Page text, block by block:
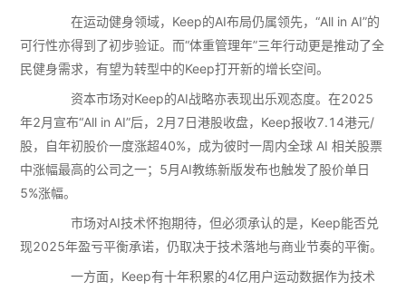
在运动健身领域，Keep的AI布局仍属领先，“All in AI”的
可行性亦得到了初步验证。而“体重管理年”三年行动更是推动了全
民健身需求，有望为转型中的Keep打开新的增长空间。
资本市场对Keep的AI战略亦表现出乐观态度。在2025
年2月宣布“All in AI”后，2月7日港股收盘，Keep报收7.14港元/
股，自年初股价一度涨超40%，成为彼时一周内全球 AI 相关股票
中涨幅最高的公司之一；5月AI教练新版发布也触发了股价单日
5%涨幅。
市场对AI技术怀抱期待，但必须承认的是，Keep能否兑
现2025年盈亏平衡承诺，仍取决于技术落地与商业节奏的平衡。
一方面，Keep有十年积累的4亿用户运动数据作为技术